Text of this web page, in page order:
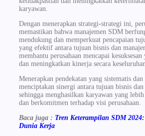
karyawan.
Dengan menerapkan strategi-strategi ini,
memastikan bahwa manajemen SDM
mendukung dan memperkuat pencapaian
yang efektif antara tujuan bisnis dan
membantu perusahaan mencapai
dan meningkatkan kinerja secara keseluruhan.
Menerapkan pendekatan yang sistematis dan
menciptakan sinergi antara tujuan bisnis dan
sehingga menghasilkan karyawan yang
dan berkomitmen terhadap visi perusahaan.
Baca juga : Tren Keterampilan SDM
Dunia Kerja